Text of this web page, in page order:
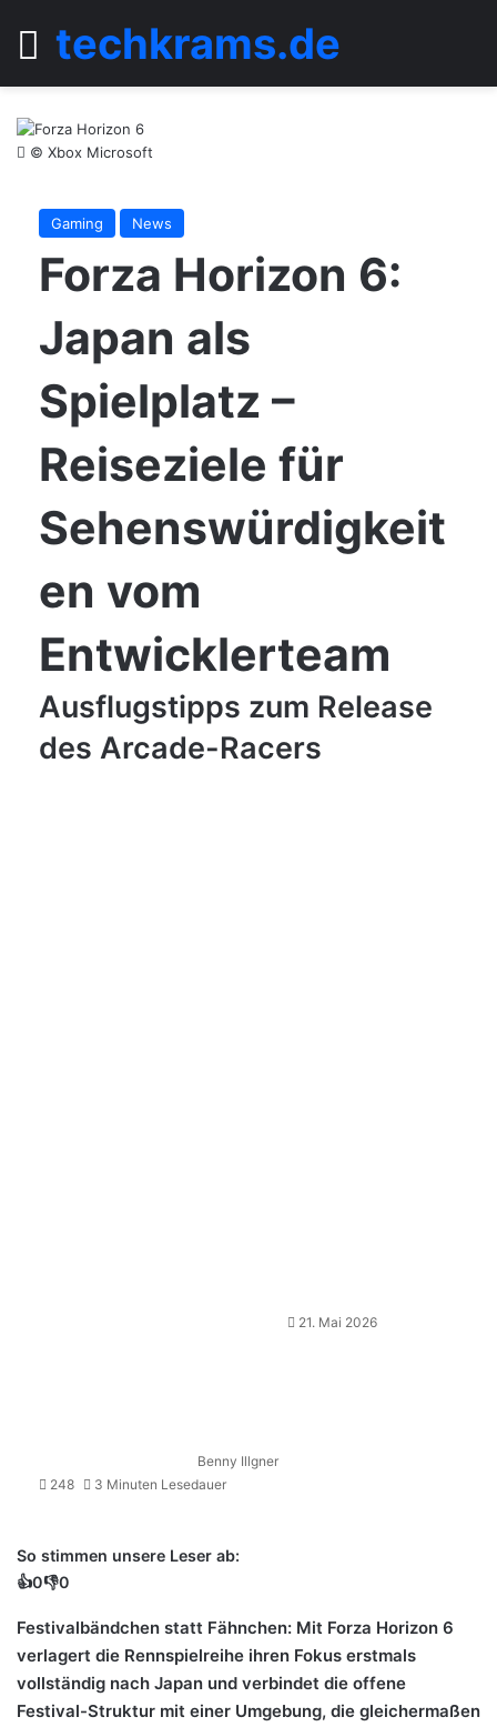
Menü
techkrams.de
© Xbox Microsoft
Gaming News
Forza Horizon 6:
Japan als
Spielplatz –
Reiseziele für
Sehenswürdigkeit
en vom
Entwicklerteam
Ausflugstipps zum Release
des Arcade-Racers
Benny Illgner
21. Mai 2026
248 3 Minuten Lesedauer
So stimmen unsere Leser ab:
👍0👎0
Festivalbändchen statt Fähnchen: Mit Forza Horizon 6
verlagert die Rennspielreihe ihren Fokus erstmals
vollständig nach Japan und verbindet die offene
Festival-Struktur mit einer Umgebung, die gleichermaßen